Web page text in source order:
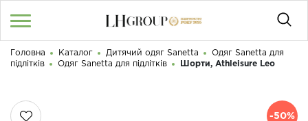
UA|RU
Доброго дня! Що Ви шукаєте?
Головна Каталог Дитячий одяг Sanetta
Одяг Sanetta для
підлітків
Одяг Sanetta для підлітків Шорти, Athleisure Leo
-50%